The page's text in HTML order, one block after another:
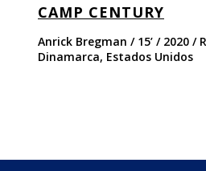
CAMP CENTURY
Anrick Bregman / 15’ / 2020 /
Dinamarca, Estados Unidos